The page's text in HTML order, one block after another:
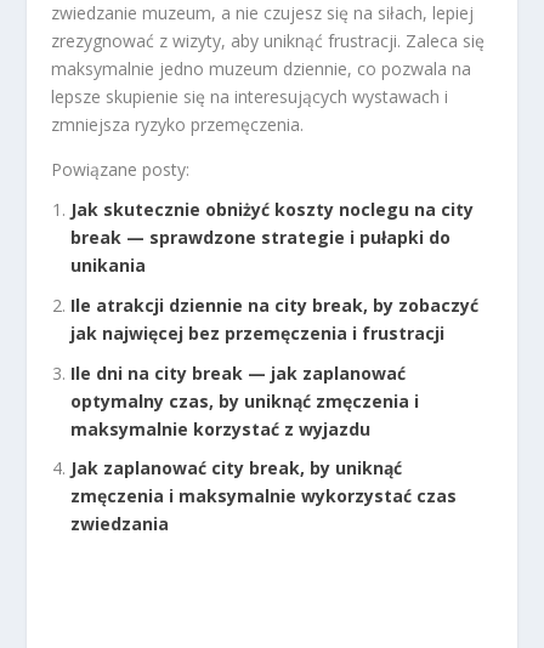
zwiedzanie muzeum, a nie czujesz się na siłach, lepiej
zrezygnować z wizyty, aby uniknąć frustracji. Zaleca się
maksymalnie jedno muzeum dziennie, co pozwala na
lepsze skupienie się na interesujących wystawach i
zmniejsza ryzyko przemęczenia.
Powiązane posty:
Jak skutecznie obniżyć koszty noclegu na city
break — sprawdzone strategie i pułapki do
unikania
Ile atrakcji dziennie na city break, by zobaczyć
jak najwięcej bez przemęczenia i frustracji
Ile dni na city break — jak zaplanować
optymalny czas, by uniknąć zmęczenia i
maksymalnie korzystać z wyjazdu
Jak zaplanować city break, by uniknąć
zmęczenia i maksymalnie wykorzystać czas
zwiedzania